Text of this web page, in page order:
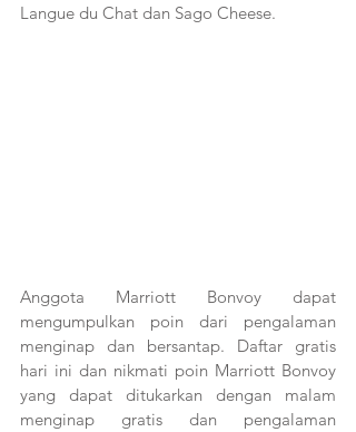
Langue du Chat dan Sago Cheese.
Anggota Marriott Bonvoy dapat
mengumpulkan poin dari pengalaman
menginap dan bersantap. Daftar gratis
hari ini dan nikmati poin Marriott Bonvoy
yang dapat ditukarkan dengan malam
menginap gratis dan pengalaman